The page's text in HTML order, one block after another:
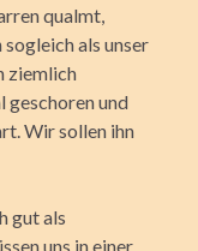
qualmt,
als unser
ziemlich
geschoren und
Wir sollen ihn
gut als
uns in einer